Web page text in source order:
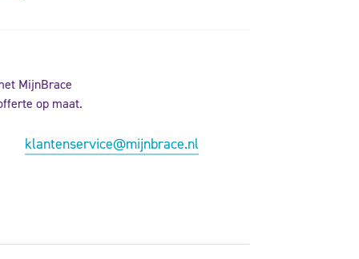
MijnBrace
op maat.
klantenservice@mijnbrace.nl